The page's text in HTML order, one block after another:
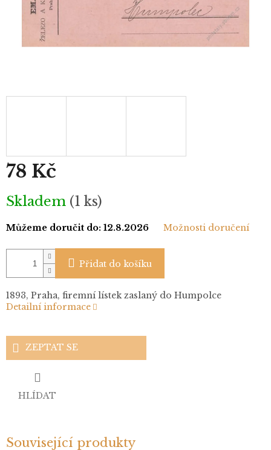
78 Kč
Měrná
cena:
Skladem (1 ks)
Můžeme doručit do: 12.8.2026 Možnosti doručení
Přidat do košíku
1893, Praha, firemní lístek zaslaný do Humpolce
Detailní informace
ZEPTAT SE
HLÍDAT
Související produkty